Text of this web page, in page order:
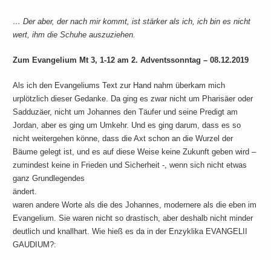
… Der aber, der nach mir kommt, ist stärker als ich, ich bin es nicht
wert, ihm die Schuhe auszuziehen.
Zum Evangelium Mt 3, 1-12 am 2. Adventssonntag – 08.12.2019
Als ich den Evangeliums Text zur Hand nahm überkam mich
urplötzlich dieser Gedanke. Da ging es zwar nicht um Pharisäer oder
Sadduzäer, nicht um Johannes den Täufer und seine Predigt am
Jordan, aber es ging um Umkehr. Und es ging darum, dass es so
nicht weitergehen könne, dass die Axt schon an die Wurzel der
Bäume gelegt ist, und es auf diese Weise keine Zukunft geben wird –
zumindest keine in Frieden und Sicherheit -, wenn sich nicht etwas
ganz Grundlegendes
ändert.
waren andere Worte als die des Johannes, modernere als die eben im
Evangelium. Sie waren nicht so drastisch, aber deshalb nicht minder
deutlich und knallhart. Wie hieß es da in der Enzyklika EVANGELII
GAUDIUM?: